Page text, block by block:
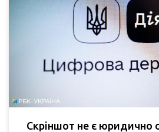
Скріншот не є юридично